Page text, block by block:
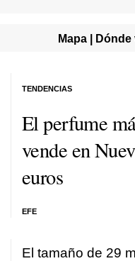
Mapa |
El perfume
vende en
euros
EFE
TENDENCIAS
El tamaño de 29